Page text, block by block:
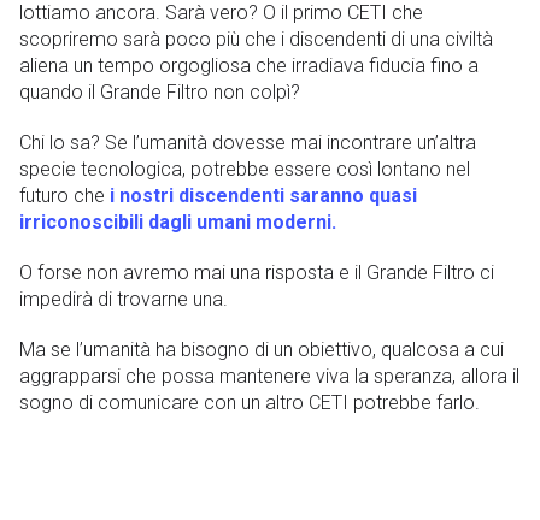
lottiamo ancora. Sarà vero? O il primo CETI che
scopriremo sarà poco più che i discendenti di una civiltà
aliena un tempo orgogliosa che irradiava fiducia fino a
quando il Grande Filtro non colpì?
Chi lo sa? Se l’umanità dovesse mai incontrare un’altra
specie tecnologica, potrebbe essere così lontano nel
futuro che i nostri discendenti saranno quasi
irriconoscibili dagli umani moderni.
O forse non avremo mai una risposta e il Grande Filtro ci
impedirà di trovarne una.
Ma se l’umanità ha bisogno di un obiettivo, qualcosa a cui
aggrapparsi che possa mantenere viva la speranza, allora il
sogno di comunicare con un altro CETI potrebbe farlo.